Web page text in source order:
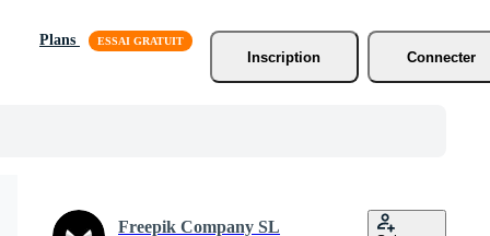
Plans
Inscription
Connecter
Freepik Company SL